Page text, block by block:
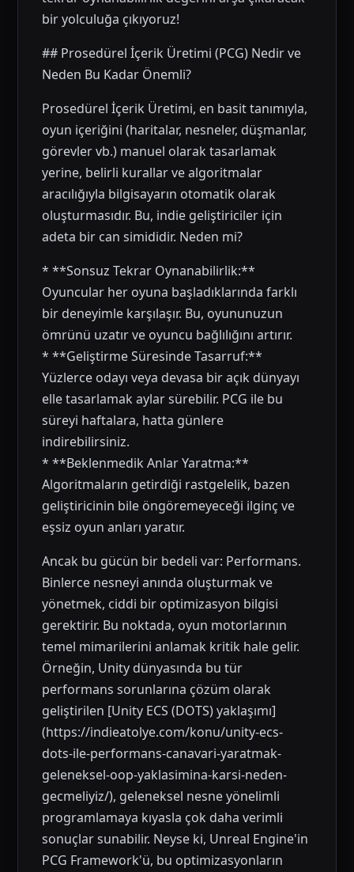
bir yolculuğa çıkıyoruz!
## Prosedürel İçerik Üretimi (PCG) Nedir ve
Neden Bu Kadar Önemli?
Prosedürel İçerik Üretimi, en basit tanımıyla,
oyun içeriğini (haritalar, nesneler, düşmanlar,
görevler vb.) manuel olarak tasarlamak
yerine, belirli kurallar ve algoritmalar
aracılığıyla bilgisayarın otomatik olarak
oluşturmasıdır. Bu, indie geliştiriciler için
adeta bir can simididir. Neden mi?
* **Sonsuz Tekrar Oynanabilirlik:**
Oyuncular her oyuna başladıklarında farklı
bir deneyimle karşılaşır. Bu, oyununuzun
ömrünü uzatır ve oyuncu bağlılığını artırır.
* **Geliştirme Süresinde Tasarruf:**
Yüzlerce odayı veya devasa bir açık dünyayı
elle tasarlamak aylar sürebilir. PCG ile bu
süreyi haftalara, hatta günlere
indirebilirsiniz.
* **Beklenmedik Anlar Yaratma:**
Algoritmaların getirdiği rastgelelik, bazen
geliştiricinin bile öngöremeyeceği ilginç ve
eşsiz oyun anları yaratır.
Ancak bu gücün bir bedeli var: Performans.
Binlerce nesneyi anında oluşturmak ve
yönetmek, ciddi bir optimizasyon bilgisi
gerektirir. Bu noktada, oyun motorlarının
temel mimarilerini anlamak kritik hale gelir.
Örneğin, Unity dünyasında bu tür
performans sorunlarına çözüm olarak
geliştirilen [Unity ECS (DOTS) yaklaşımı]
(https://indieatolye.com/konu/unity-ecs-
dots-ile-performans-canavari-yaratmak-
geleneksel-oop-yaklasimina-karsi-neden-
gecmeliyiz/), geleneksel nesne yönelimli
programlamaya kıyasla çok daha verimli
sonuçlar sunabilir. Neyse ki, Unreal Engine'in
PCG Framework'ü, bu optimizasyonların